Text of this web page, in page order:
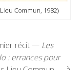
Commun, 1982)
récit — Les
: errances pour